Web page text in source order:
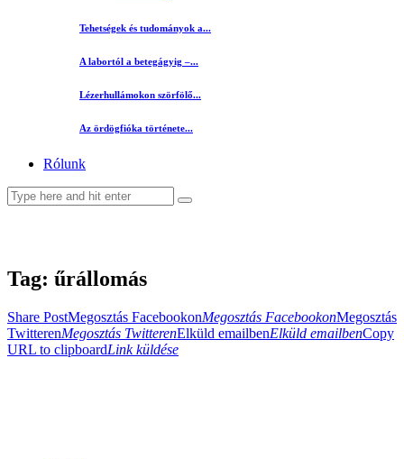
Tehetségek és tudományok a...
A labortól a betegágyig –...
Lézerhullámokon szörfölő...
Az ördögfióka története...
Rólunk
Tag: űrállomás
Share PostMegosztás FacebookonMegosztás FacebookonMegosztás
TwitterenMegosztás TwitterenElküld emailbenElküld emailbenCopy
URL to clipboardLink küldése